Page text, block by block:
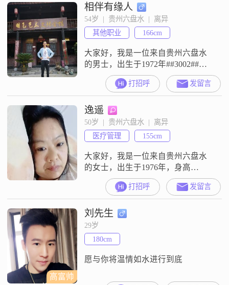
上的生活态度##3002##我性格温柔
体贴，独立自信，总是以开朗的笑
容面对每一天##3002##我非常善解
人意，能够理解和尊重他人的感
受，这使得
相伴有缘人
54岁  |  贵州六盘水  |  离异
其他职业
166cm
大家好，我是一位来自贵州六盘水
的男士，出生于1972年##3002##我
的身高大约是166厘米，虽然不算特
别高，但我相信身高并不是最重要
的，人品和能力才是关键##3002##
我目前的月收入在3001到5000元之
间，虽然不算富裕，但也能保证基
本的生活需求##3002##我的学历是
高中及以下，但我一直保持着学习
的热情，努
打招呼 发留言
逸遥
50岁  |  贵州六盘水  |  离异
医疗管理
155cm
大家好，我是一位来自贵州六盘水
的女士，出生于1976年，身高
160cm##3002##我性格开朗，总是爱
笑，这让我的生活充满了阳光
##3002##我为人随和，容易相处，
不喜欢与人计较，更愿意用宽容和
理解去对待每一个人##3002##我认
为，善良和真诚是最重要的品质，
所以我始终努力做一个善解人意
##3001##真诚可靠的
打招呼 发留言
高富帅
刘先生
29岁
180cm
愿与你将温情如水进行到底